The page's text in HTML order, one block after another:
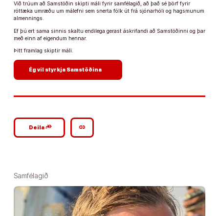
Við trúum að Samstöðin skipti máli fyrir samfélagið, að það sé þörf fyrir
róttæka umræðu um málefni sem snerta fólk út frá sjónarhóli og hagsmunum
almennings.
Ef þú ert sama sinnis skaltu endilega gerast áskrifandi að Samstöðinni og þar
með einn af eigendum hennar.
Þitt framlag skiptir máli.
Ég vil styrkja Samstöðina
Deilagoogle_plus_reshare link
Samfélagið